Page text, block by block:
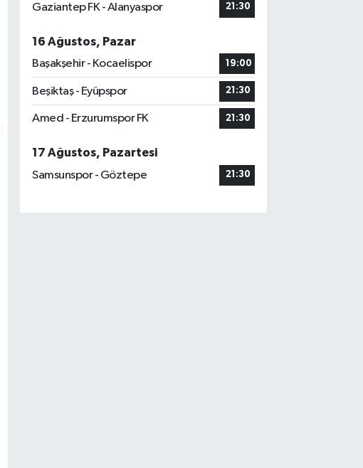
Gaziantep FK - Alanyaspor 21:30
16 Ağustos, Pazar
Başakşehir - Kocaelispor
19:00
Beşiktaş - Eyüpspor 21:30
Amed - Erzurumspor FK 21:30
17 Ağustos, Pazartesi
Samsunspor - Göztepe
21:30